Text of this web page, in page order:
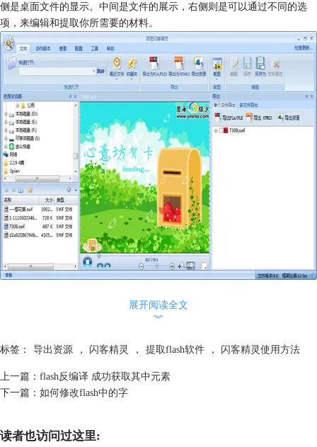
侧是桌面文件的显示。中间是文件的展示，右侧则是可以通过不同的选
项，来编辑和提取你所需要的材料。
小目标：比如形状、变形形状、图像、字体、文本、动作等。
展开阅读全文
︾
标签： 导出资源 ， 闪客精灵 ， 提取flash软件 ， 闪客精灵使用方法
上一篇： flash反编译 成功获取其中元素
下一篇： 如何修改flash中的字
读者也访问过这里: